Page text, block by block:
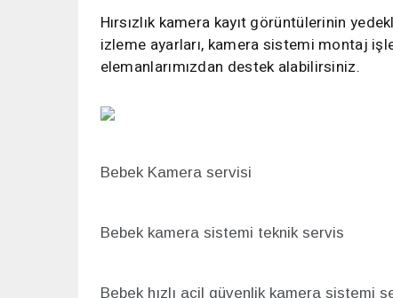
Hırsızlık kamera kayıt görüntülerinin
izleme ayarları, kamera sistemi montaj
elemanlarımızdan destek alabilirsiniz.
Bebek Kamera servisi
Bebek kamera sistemi teknik servis
Bebek hızlı acil güvenlik kamera sistemi